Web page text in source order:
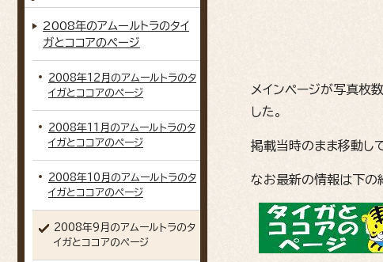
メインページが写真枚
した。
掲載当時のまま移動し
なお最新の情報は下の
2008年のアムールトラのタイ
ガとココアのページ
2008年12月のアムールトラのタ
イガとココアのページ
2008年11月のアムールトラのタ
イガとココアのページ
2008年10月のアムールトラのタ
イガとココアのページ
2008年9月のアムールトラのタ
イガとココアのページ